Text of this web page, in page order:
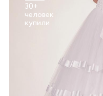
30+
человек